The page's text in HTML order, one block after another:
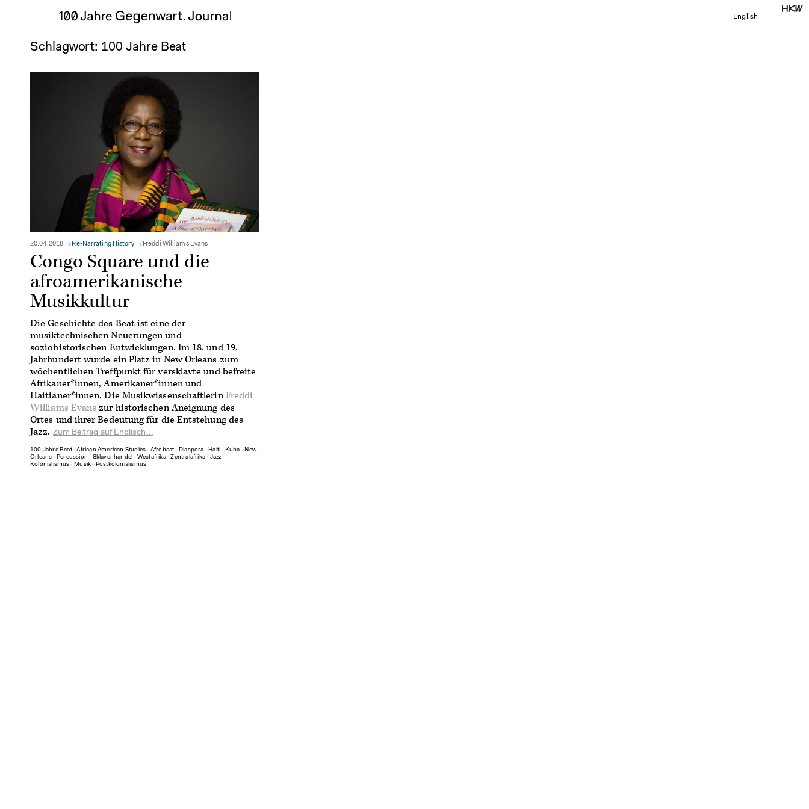
English
Schlagwort: 100 Jahre Beat
20.04.2018 Re-Narrating History Freddi Williams Evans
Congo Square und die
afroamerikanische
Musikkultur
Die Geschichte des Beat ist eine der
musiktechnischen Neuerungen und
soziohistorischen Entwicklungen. Im 18. und 19.
Jahrhundert wurde ein Platz in New Orleans zum
wöchentlichen Treffpunkt für versklavte und befreite
Afrikaner*innen, Amerikaner*innen und
Haitianer*innen. Die MusikwissenschaftlerinFreddi
Williams Evans zur historischen Aneignung des
Ortes und ihrer Bedeutung für die Entstehung des
Jazz. Zum Beitrag auf Englisch...
100 Jahre Beat∙African American Studies ∙ Afrobeat ∙Diaspora ∙Haiti ∙ Kuba ∙New
Orleans ∙Percussion ∙ Sklavenhandel ∙ Westafrika∙Zentralafrika ∙ Jazz∙
Kolonialismus ∙Musik ∙ Postkolonialismus